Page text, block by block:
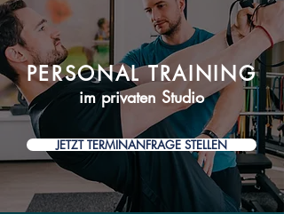
PERSONAL TRAINING
im privaten Studio
JETZT TERMINANFRAGE STELLEN